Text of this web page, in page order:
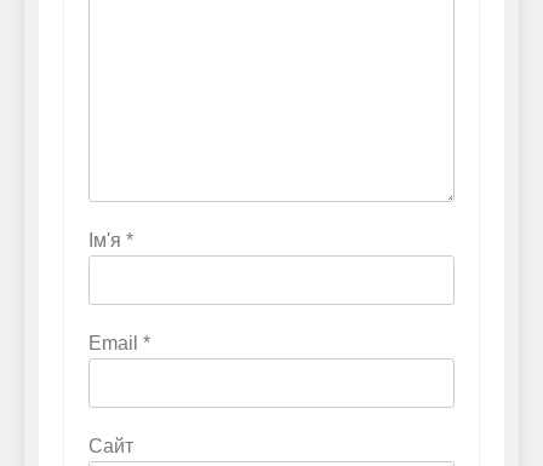
Ім'я *
Email *
Сайт